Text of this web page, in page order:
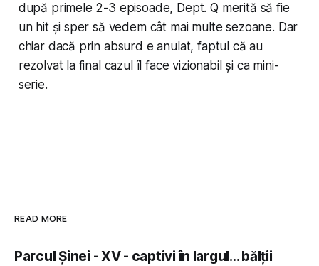
după primele 2-3 episoade, Dept. Q merită să fie
un hit și sper să vedem cât mai multe sezoane. Dar
chiar dacă prin absurd e anulat, faptul că au
rezolvat la final cazul îl face vizionabil și ca mini-
serie.
READ MORE
Parcul Șinei - XV - captivi în largul... bălții